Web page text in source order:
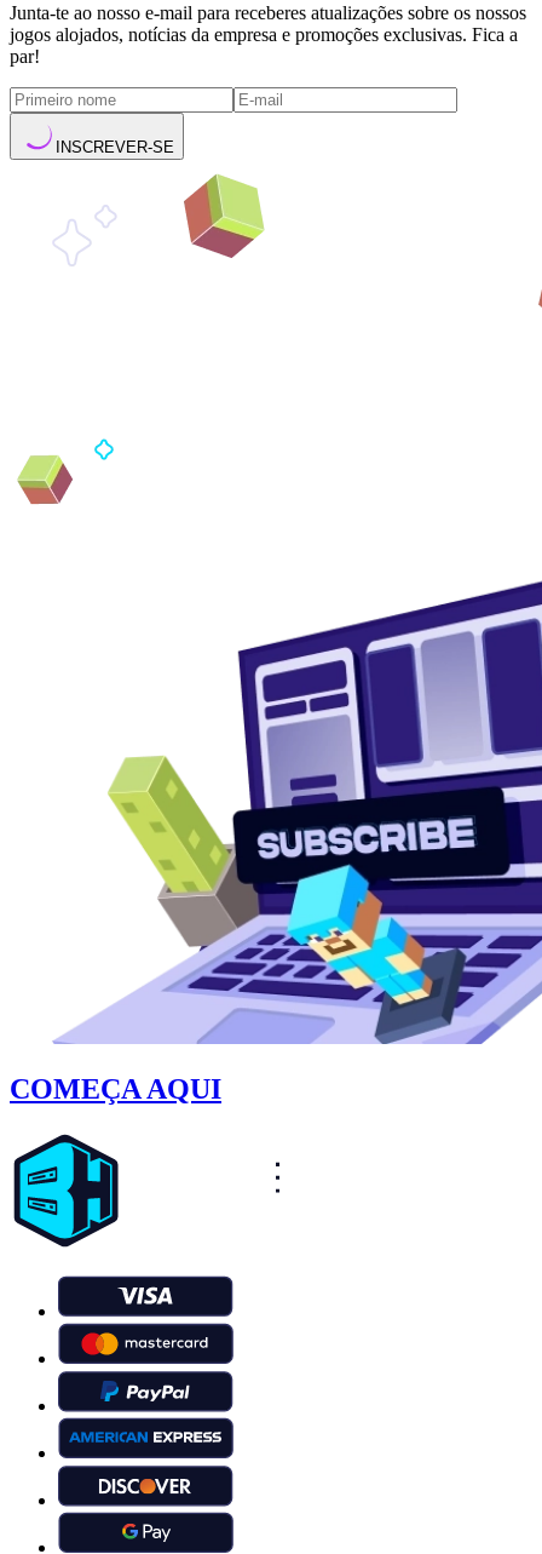
Junta-te ao nosso e-mail para receberes atualizações sobre os nossos
jogos alojados, notícias da empresa e promoções exclusivas. Fica a
par!
INSCREVER-SE
COMEÇA AQUI